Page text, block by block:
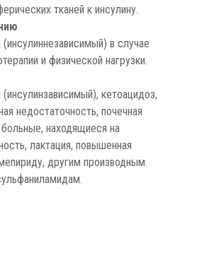
тканей к инсулину.
в случае
и физической нагрузки.
кетоацидоз,
недостаточность, почечная
находящиеся на
лактация, повышенная
другим производным